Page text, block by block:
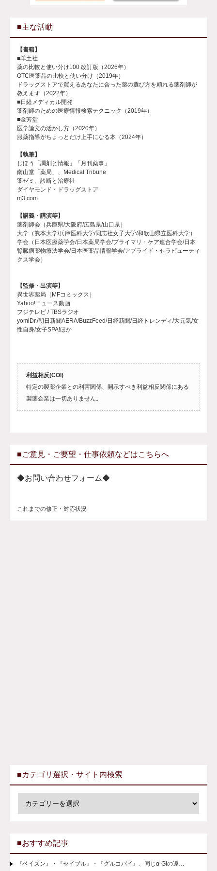
■主な活動
【書籍】
■羊土社
薬の比較と使い分け100 改訂版（2026年）
OTC医薬品の比較と使い分け（2019年）
ドラッグストアで買えるあなたに合った薬の選び方を頼れる薬剤師が
教えます（2022年）
■日経メディカル開発
薬剤師のための医療情報検索テクニック（2019年）
■金芳堂
医学論文の活かし方（2020年）
服薬指導がちょっとだけ上手になる本（2024年）
【執筆】
じほう「調剤と情報」「月刊薬事」
南山堂「薬局」、Medical Tribune
薬ゼミ、診断と治療社
ダイヤモンド・ドラッグストア
m3.com
【講義・講演等】
薬剤師会（兵庫県/大阪府/広島県/山口県）
大学（熊本大学/兵庫医科大学/同志社女子大学/和歌山県立医科大学）
学会（日本医療薬学会/日本薬局学会/プライマリ・ケア連合学会/日本
腎臓病薬物療法学会/日本医薬品情報学会/アプライド・セラピューティ
クス学会）
【監修・出演等】
異世界薬局（MFコミックス）
Yahoo!ニュース動画
フジテレビ / TBSラジオ
yomiDr./朝日新聞AERA/BuzzFeed/日経新聞/日経トレンディ/大元気/女
性自身/女子SPA!ほか
利益相反(COI)
特定の製薬企業との利害関係、開示すべき利益相反関係にある
製薬企業は一切ありません。
■ご意見・ご要望・仕事依頼などはこちらへ
◆お問い合わせフォーム◆
これまでの修正・対応状況
■カテゴリ選択・サイト内検索
■おすすめ記事
『ベイスン』・『セイブル』・『グルコバイ』、同じα-GIの違…